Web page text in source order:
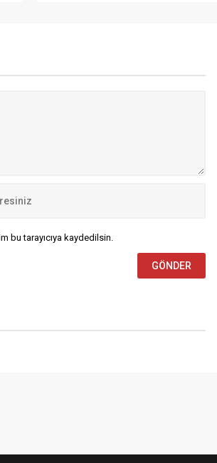
1878 Osmanlı-Rus Savaşı’nda
bu tarayıcıya kaydedilsin.